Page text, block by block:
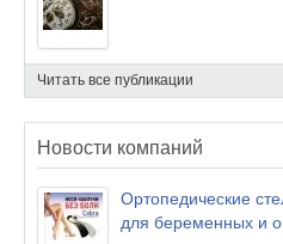
Читать все публикации
Новости компаний
Ортопедические
для беременных и